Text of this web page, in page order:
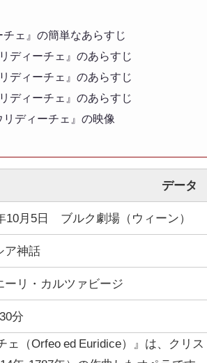
ェ』の簡単なあらすじ
ディーチェ』のあらすじ
ディーチェ』のあらすじ
ディーチェ』のあらすじ
ディーチェ』の映像
データ
10月5日 ブルク劇場（ウィーン）
ア神話
ーリ・カルツァビージ
分
ェ（Orfeo ed Euridice）』は、クリ